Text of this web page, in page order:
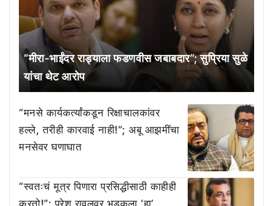
“मीरा-भाईंदर राड्याला फडणवीस जबाबदार”; सुप्रिया सुळे
यांचा थेट आरोप
“मनसे कार्यकर्त्यांकडून रिक्षाचालकांवर
हल्ले, तरीही कारवाई नाही!”; अबू आझमींचा
मनसेवर घणाघात
“स्वतःचं मूत्र पिणारा प्रसिद्धीसाठी काहीही
करतो!”; परेश रावलवर भडकला ‘हा’